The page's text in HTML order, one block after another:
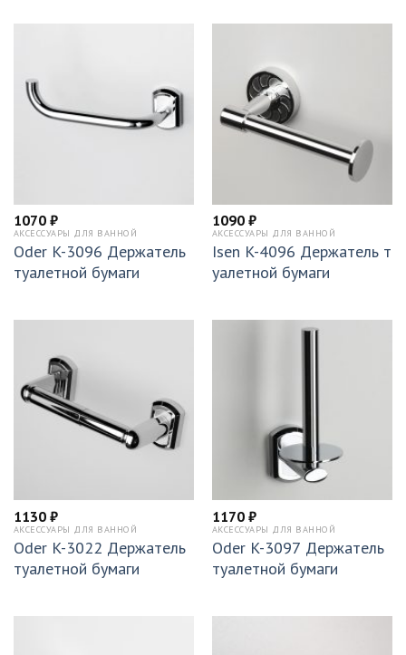
1070 ₽
АКСЕССУАРЫ ДЛЯ ВАННОЙ
Oder K-3096 Держатель
туалетной бумаги
1090 ₽
АКСЕССУАРЫ ДЛЯ ВАННОЙ
Isen K-4096 Держатель т
уалетной бумаги
1130 ₽
АКСЕССУАРЫ ДЛЯ ВАННОЙ
Oder K-3022 Держатель
туалетной бумаги
1170 ₽
АКСЕССУАРЫ ДЛЯ ВАННОЙ
Oder K-3097 Держатель
туалетной бумаги